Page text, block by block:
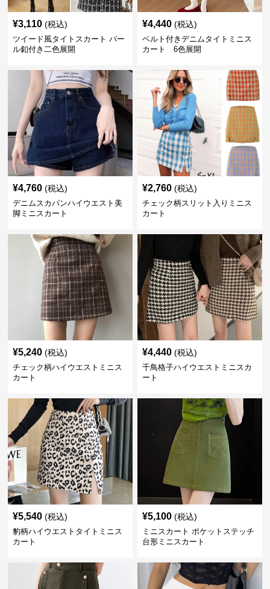
¥3,110 (税込)
ツイード風タイトスカート パー
ル釦付き二色展開
¥4,440 (税込)
ベルト付きデニムタイトミニス
カート 6色展開
¥4,760 (税込)
デニムスカパンハイウエスト美
脚ミニスカート
¥2,760 (税込)
チェック柄スリット入りミニス
カート
¥5,240 (税込)
チェック柄ハイウエストミニス
カート
¥4,440 (税込)
千鳥格子ハイウエストミニスカ
ート
¥5,540 (税込)
豹柄ハイウエストタイトミニス
カート
¥5,100 (税込)
ミニスカート ポケットステッチ
台形ミニスカート